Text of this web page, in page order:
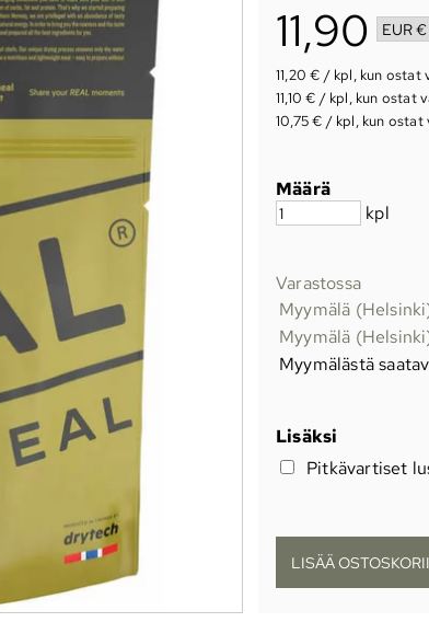
11,90
11,20 € / kpl,kun ostat
11,10 € / kpl,kun ostat
10,75 € / kpl,kun ostat
Määrä
kpl
Varastossa
Myymälä
Myymälä
Myymälästä
Lisäksi
Pitkävartiset